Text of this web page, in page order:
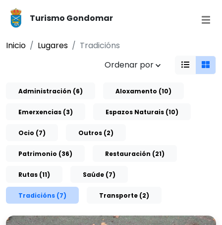
Turismo Gondomar
Inicio Lugares
Tradicións
Ordenar por
Administración (6) Aloxamento (10)
Emerxencias (3) Espazos Naturais (10)
Ocio (7) Outros (2)
Patrimonio (36) Restauración (21)
Rutas (11) Saúde (7)
Tradicións (7) Transporte (2)